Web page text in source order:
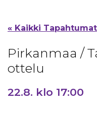
« Kaikki Tapahtumat
Pirkanmaa /
ottelu
22.8. klo 17:00